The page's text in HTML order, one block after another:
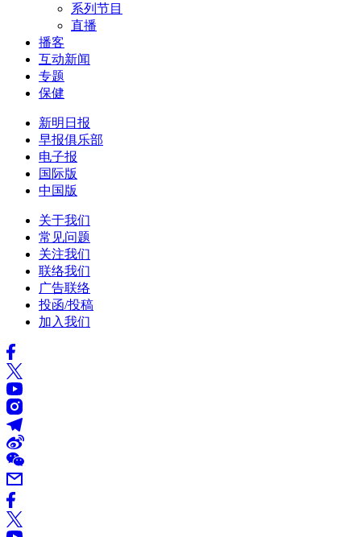
系列节目
直播
播客
互动新闻
专题
保健
新明日报
早报俱乐部
电子报
国际版
中国版
关于我们
常见问题
关注我们
联络我们
广告联络
投函/投稿
加入我们